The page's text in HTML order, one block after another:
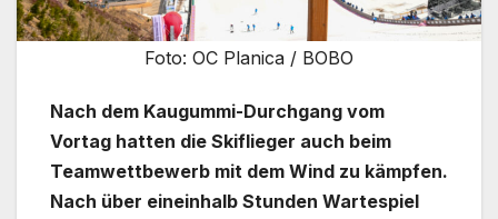
Foto: OC Planica / BOBO
Nach dem Kaugummi-Durchgang vom
Vortag hatten die Skiflieger auch beim
Teamwettbewerb mit dem Wind zu kämpfen.
Nach über eineinhalb Stunden Wartespiel